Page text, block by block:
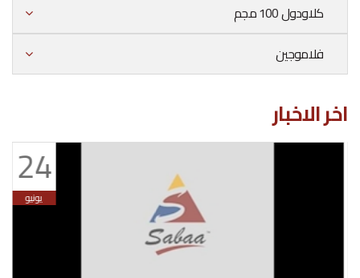
كلاودول 100 مجم
فلاموجين
اخر الاخبار
24
يونيو